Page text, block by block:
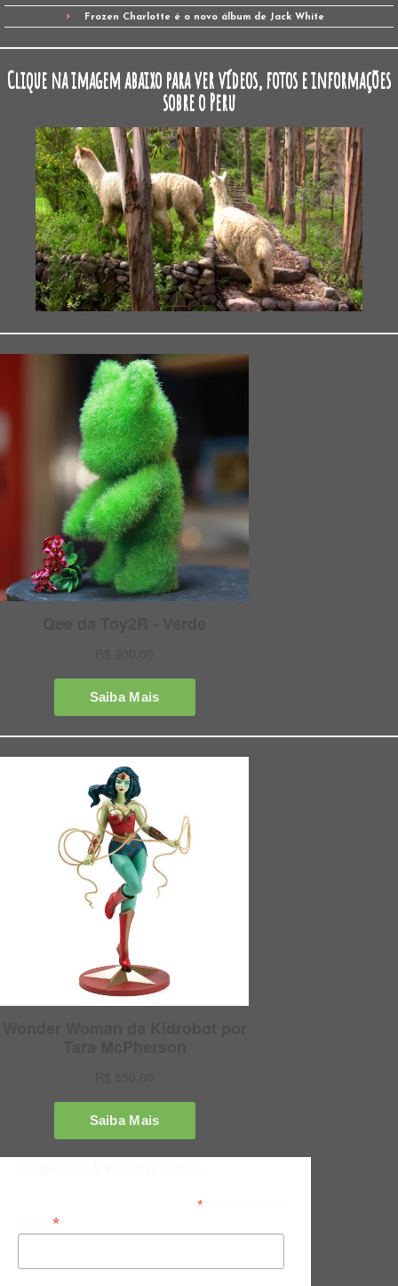
Frozen Charlotte é o novo álbum de Jack White
Clique na imagem abaixo para ver vídeos, fotos e informações
sobre o Peru
*indicates required
*